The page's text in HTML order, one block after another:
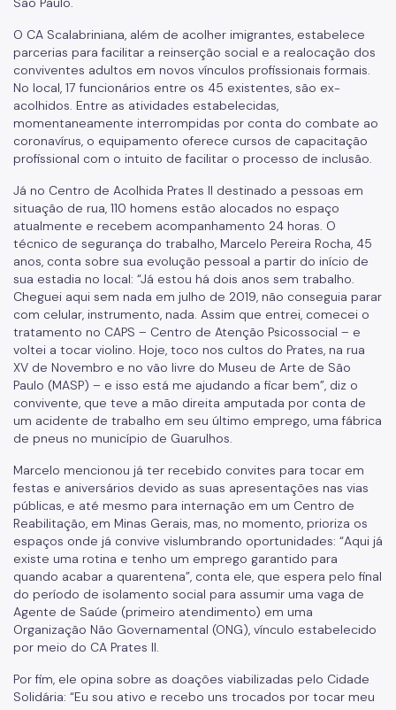
O CA Scalabriniana, além de acolher imigrantes, estabelece
parcerias para facilitar a reinserção social e a realocação dos
conviventes adultos em novos vínculos profissionais formais.
No local, 17 funcionários entre os 45 existentes, são ex-
acolhidos. Entre as atividades estabelecidas,
momentaneamente interrompidas por conta do combate ao
coronavírus, o equipamento oferece cursos de capacitação
profissional com o intuito de facilitar o processo de inclusão.
Já no Centro de Acolhida Prates II destinado a pessoas em
situação de rua, 110 homens estão alocados no espaço
atualmente e recebem acompanhamento 24 horas. O
técnico de segurança do trabalho, Marcelo Pereira Rocha, 45
anos, conta sobre sua evolução pessoal a partir do início de
sua estadia no local: “Já estou há dois anos sem trabalho.
Cheguei aqui sem nada em julho de 2019, não conseguia parar
com celular, instrumento, nada. Assim que entrei, comecei o
tratamento no CAPS – Centro de Atenção Psicossocial – e
voltei a tocar violino. Hoje, toco nos cultos do Prates, na rua
XV de Novembro e no vão livre do Museu de Arte de São
Paulo (MASP) – e isso está me ajudando a ficar bem”, diz o
convivente, que teve a mão direita amputada por conta de
um acidente de trabalho em seu último emprego, uma fábrica
de pneus no município de Guarulhos.
Marcelo mencionou já ter recebido convites para tocar em
festas e aniversários devido as suas apresentações nas vias
públicas, e até mesmo para internação em um Centro de
Reabilitação, em Minas Gerais, mas, no momento, prioriza os
espaços onde já convive vislumbrando oportunidades: “Aqui já
existe uma rotina e tenho um emprego garantido para
quando acabar a quarentena”, conta ele, que espera pelo final
do período de isolamento social para assumir uma vaga de
Agente de Saúde (primeiro atendimento) em uma
Organização Não Governamental (ONG), vínculo estabelecido
por meio do CA Prates II.
Por fim, ele opina sobre as doações viabilizadas pelo Cidade
Solidária: “Eu sou ativo e recebo uns trocados por tocar meu